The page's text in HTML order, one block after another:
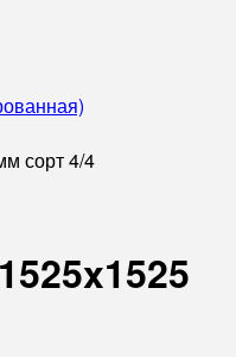
сорт 4/4